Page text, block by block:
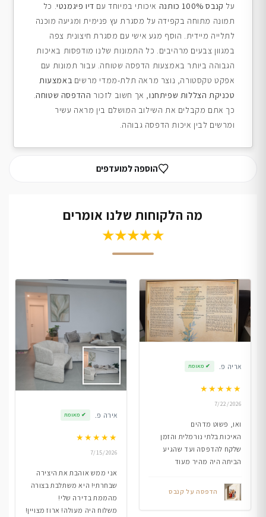
על קנבס 100% כותנה איכותי במיוחד עם דיו פיגמנטי. כל
תמונה מתוחה בקפידה על מסגרת עץ פנימית ומגיעה מוכנה
לתלייה מיידית. הוסף מגע אישי עם מסגרת חיצונית צפה
במגוון צבעים מרהיבים. כל התמונות שלנו מודפסות באיכות
הגבוהה ביותר באמצעות הדפסה שטוחה. עבור תמונות עם
אפקט טקסטורה, נוצר מראה תלת-ממדי מרשים באמצעות
טכניקת הצללות שפיתחנו, אך חשוב לזכור ההדפסה שטוחה.
כך אתם מקבלים את השילוב המושלם בין מראה עשיר
ומרשים לבין איכות הדפסה גבוהה.
הוספה למועדפים
מה הלקוחות שלנו אומרים
★★★★★
אריה פ. ✔ מאומת
★★★★★
7/22/2026
ואו, פשוט מדהים
האיכות בלתי נורמלית והזמן
שלקח להדפסה ועד שהגיע
הביתה היה מהיר מעוד
הדפסה על קנבס
אירה פ. ✔ מאומת
★★★★★
7/15/2026
אני ממש אוהבת את היצירה
שבחרתי! היא משתלבת בצורה
מהממת בדירה שלי!
משלוח היה מעולה! ארוז מצויין!